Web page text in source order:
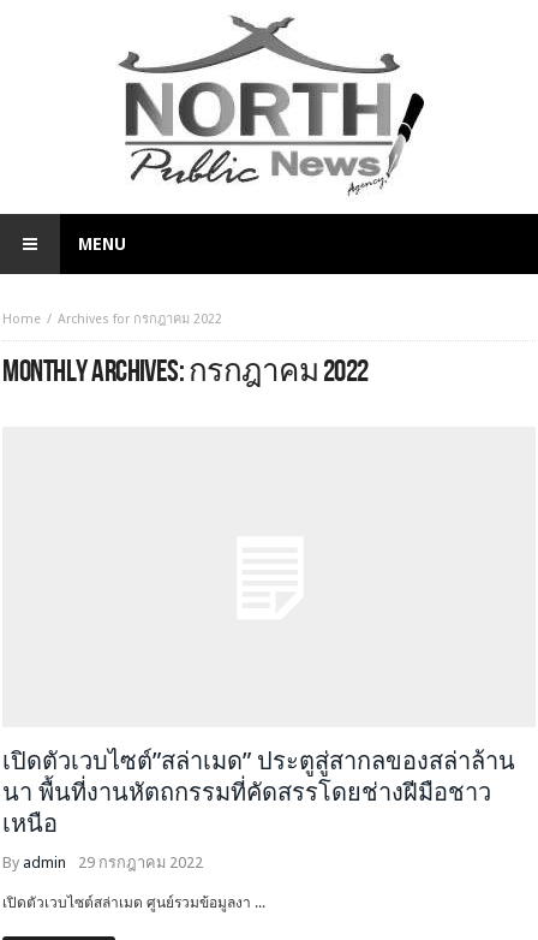
MENU
Home Archives for กรกฎาคม 2022
MONTHLY ARCHIVES:กรกฎาคม 2022
เปิดตัวเวบไซต์”สล่าเมด” ประตูสู่สากลของสล่าล้าน
นา พื้นที่งานหัตถกรรมที่คัดสรรโดยช่างฝีมือชาว
เหนือ
By admin 29 กรกฎาคม 2022
เปิดตัวเวบไซต์สล่าเมด ศูนย์รวมข้อมูลงา ...